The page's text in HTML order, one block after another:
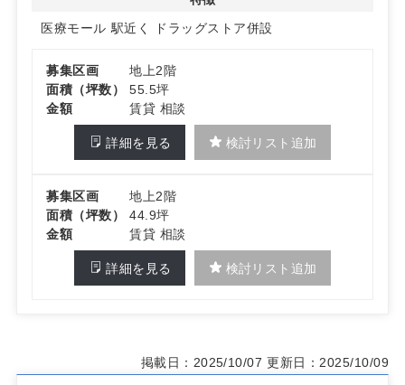
医療モール 駅近く ドラッグストア併設
募集区画
地上2階
面積（坪数）
55.5坪
金額
賃貸 相談
詳細を見る 検討リスト追加
募集区画
地上2階
面積（坪数）
44.9坪
金額
賃貸 相談
詳細を見る 検討リスト追加
掲載日：2025/10/07 更新日：2025/10/09